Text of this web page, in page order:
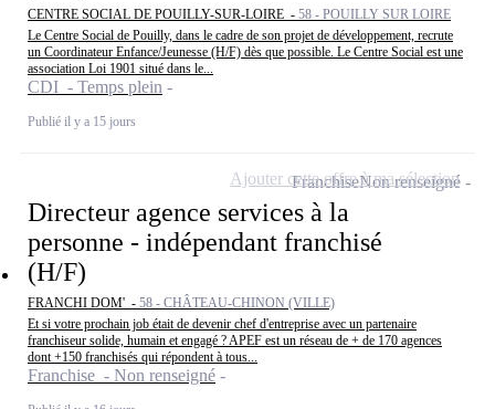
CENTRE SOCIAL DE POUILLY-SUR-LOIRE - 58 - POUILLY SUR LOIRE
Le Centre Social de Pouilly, dans le cadre de son projet de développement, recrute
un Coordinateur Enfance/Jeunesse (H/F) dès que possible. Le Centre Social est une
association Loi 1901 situé dans le...
CDI - Temps plein
Publié il y a 15 jours
Directeur agence services à la
personne - indépendant franchisé
(H/F)
FRANCHI DOM' - 58 - CHÂTEAU-CHINON (VILLE)
Et si votre prochain job était de devenir chef d'entreprise avec un partenaire
franchiseur solide, humain et engagé ? APEF est un réseau de + de 170 agences
dont +150 franchisés qui répondent à tous...
Franchise - Non renseigné
FranchiseNon renseigné
Ajouter cette offre à ma sélection